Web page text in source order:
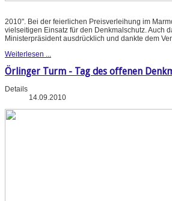
2010". Bei der feierlichen Preisverleihung im
vielseitigen Einsatz für den Denkmalschutz. Auch
Ministerpräsident ausdrücklich und dankte dem
Weiterlesen ...
Örlinger Turm - Tag des offenen
Details
14.09.2010